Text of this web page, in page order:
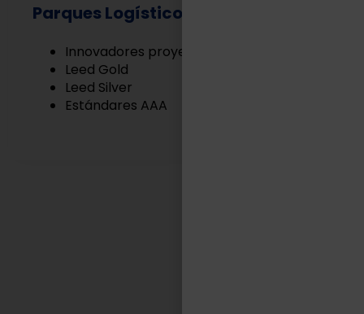
Parques Logísticos
Innovadores proyectos Built to Suit
Leed Gold
Leed Silver
Estándares AAA